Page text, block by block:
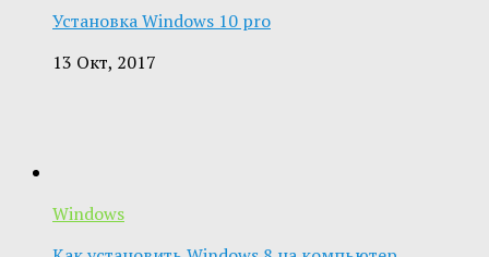
Установка Windows 10 pro
13 Окт, 2017
Windows